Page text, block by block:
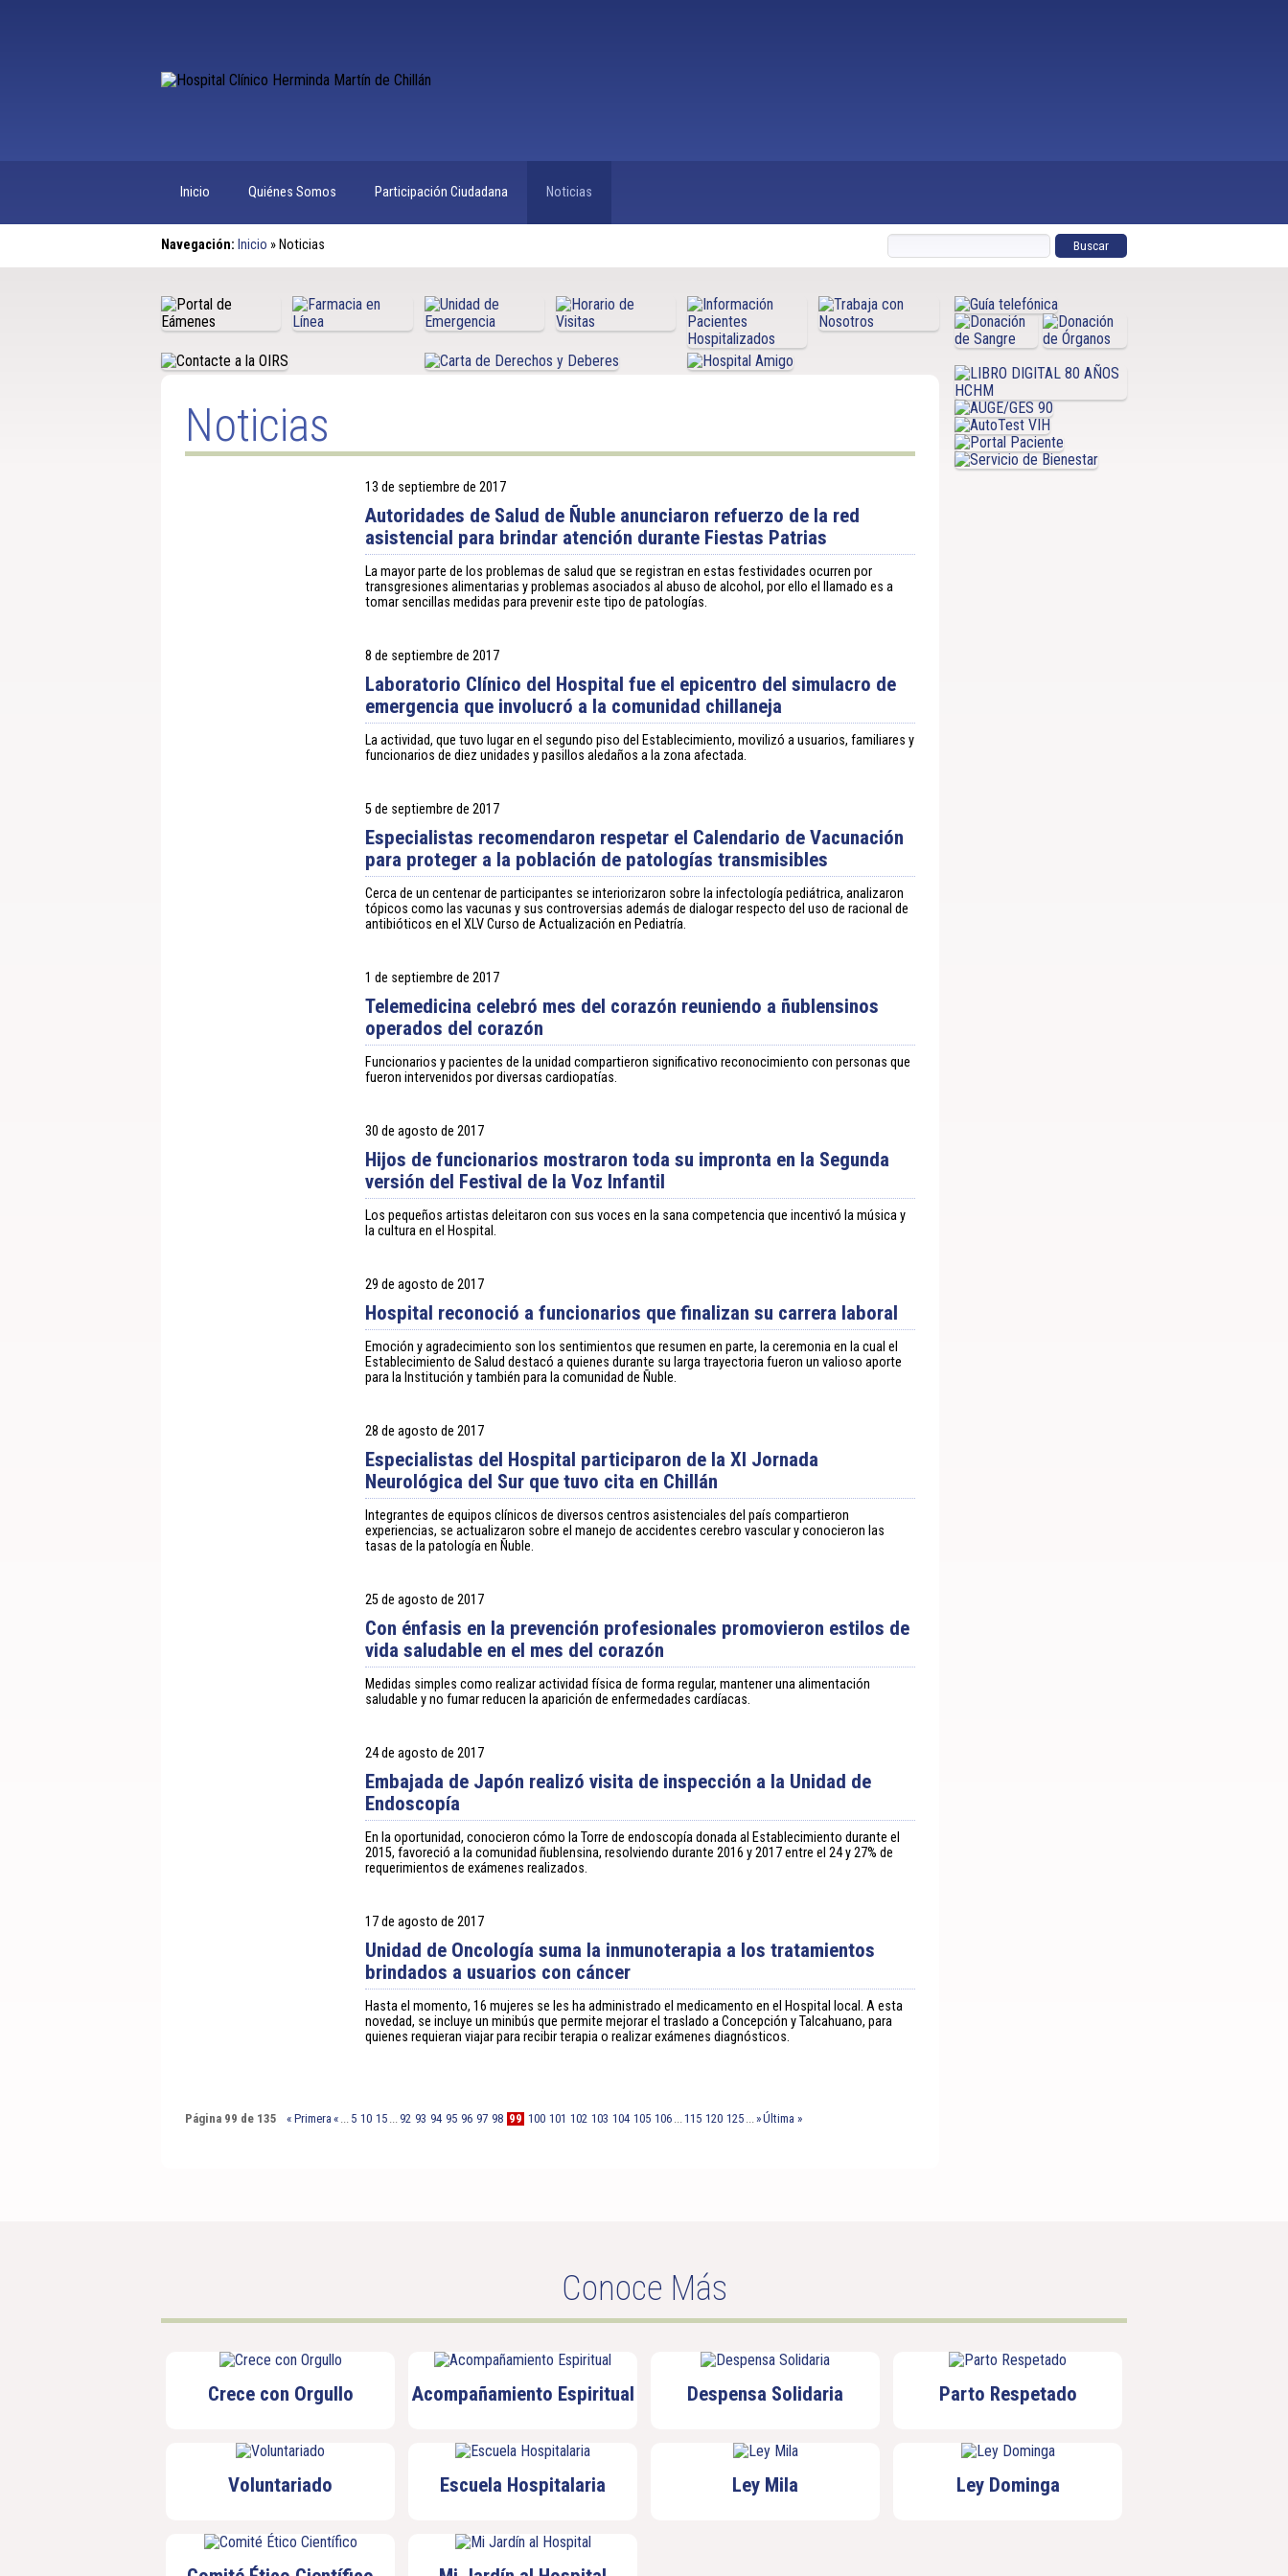
Inicio Quiénes Somos Participación Ciudadana Noticias
Navegación: Inicio » Noticias
Noticias
13 de septiembre de 2017
Autoridades de Salud de Ñuble anunciaron refuerzo de la red
asistencial para brindar atención durante Fiestas Patrias
La mayor parte de los problemas de salud que se registran en estas festividades ocurren por
transgresiones alimentarias y problemas asociados al abuso de alcohol, por ello el llamado es a
tomar sencillas medidas para prevenir este tipo de patologías.
8 de septiembre de 2017
Laboratorio Clínico del Hospital fue el epicentro del simulacro de
emergencia que involucró a la comunidad chillaneja
La actividad, que tuvo lugar en el segundo piso del Establecimiento, movilizó a usuarios, familiares y
funcionarios de diez unidades y pasillos aledaños a la zona afectada.
5 de septiembre de 2017
Especialistas recomendaron respetar el Calendario de Vacunación
para proteger a la población de patologías transmisibles
Cerca de un centenar de participantes se interiorizaron sobre la infectología pediátrica, analizaron
tópicos como las vacunas y sus controversias además de dialogar respecto del uso de racional de
antibióticos en el XLV Curso de Actualización en Pediatría.
1 de septiembre de 2017
Telemedicina celebró mes del corazón reuniendo a ñublensinos
operados del corazón
Funcionarios y pacientes de la unidad compartieron significativo reconocimiento con personas que
fueron intervenidos por diversas cardiopatías.
30 de agosto de 2017
Hijos de funcionarios mostraron toda su impronta en la Segunda
versión del Festival de la Voz Infantil
Los pequeños artistas deleitaron con sus voces en la sana competencia que incentivó la música y
la cultura en el Hospital.
29 de agosto de 2017
Hospital reconoció a funcionarios que finalizan su carrera laboral
Emoción y agradecimiento son los sentimientos que resumen en parte, la ceremonia en la cual el
Establecimiento de Salud destacó a quienes durante su larga trayectoria fueron un valioso aporte
para la Institución y también para la comunidad de Ñuble.
28 de agosto de 2017
Especialistas del Hospital participaron de la XI Jornada
Neurológica del Sur que tuvo cita en Chillán
Integrantes de equipos clínicos de diversos centros asistenciales del país compartieron
experiencias, se actualizaron sobre el manejo de accidentes cerebro vascular y conocieron las
tasas de la patología en Ñuble.
25 de agosto de 2017
Con énfasis en la prevención profesionales promovieron estilos de
vida saludable en el mes del corazón
Medidas simples como realizar actividad física de forma regular, mantener una alimentación
saludable y no fumar reducen la aparición de enfermedades cardíacas.
24 de agosto de 2017
Embajada de Japón realizó visita de inspección a la Unidad de
Endoscopía
En la oportunidad, conocieron cómo la Torre de endoscopía donada al Establecimiento durante el
2015, favoreció a la comunidad ñublensina, resolviendo durante 2016 y 2017 entre el 24 y 27% de
requerimientos de exámenes realizados.
17 de agosto de 2017
Unidad de Oncología suma la inmunoterapia a los tratamientos
brindados a usuarios con cáncer
Hasta el momento, 16 mujeres se les ha administrado el medicamento en el Hospital local. A esta
novedad, se incluye un minibús que permite mejorar el traslado a Concepción y Talcahuano, para
quienes requieran viajar para recibir terapia o realizar exámenes diagnósticos.
Página 99 de 135 « Primera « ... 5 10 15 ... 92 93 94 95 96 97 98 99 100 101 102 103 104 105 106 ...115 120 125 ...»Última »
Conoce Más
Crece con Orgullo Acompañamiento Espiritual Despensa Solidaria Parto Respetado
Voluntariado Escuela Hospitalaria Ley Mila Ley Dominga